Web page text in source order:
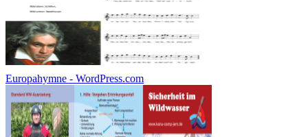
Europahymne - WordPress.com